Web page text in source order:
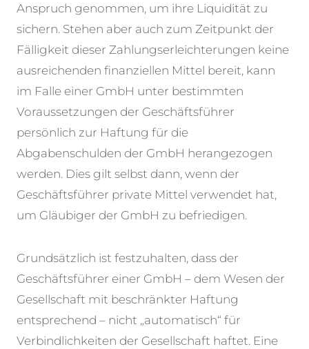
Anspruch genommen, um ihre Liquidität zu
sichern. Stehen aber auch zum Zeitpunkt der
Fälligkeit dieser Zahlungserleichterungen keine
ausreichenden finanziellen Mittel bereit, kann
im Falle einer GmbH unter bestimmten
Voraussetzungen der Geschäftsführer
persönlich zur Haftung für die
Abgabenschulden der GmbH herangezogen
werden. Dies gilt selbst dann, wenn der
Geschäftsführer private Mittel verwendet hat,
um Gläubiger der GmbH zu befriedigen.
Grundsätzlich ist festzuhalten, dass der
Geschäftsführer einer GmbH – dem Wesen der
Gesellschaft mit beschränkter Haftung
entsprechend – nicht „automatisch“ für
Verbindlichkeiten der Gesellschaft haftet. Eine